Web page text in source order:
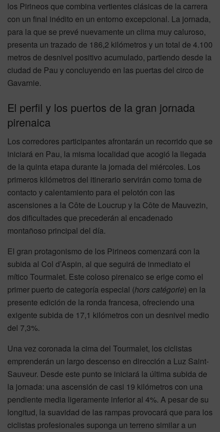
los Pirineos que combina vertientes clásicas de la carrera
con un final inédito en un entorno excepcional. La jornada,
para la que se prevé nuevamente un clima muy caluroso,
presenta un trazado de 186,2 kilómetros y un total de 4.100
metros de desnivel positivo acumulado, partiendo desde la
ciudad de Pau y concluyendo en las puertas del circo de
Gavarnie.
El perfil y los puertos de la gran jornada
pirenaica
Los corredores participantes afrontarán un recorrido que se
iniciará en Pau, la misma localidad que acogió la llegada
de la quinta etapa durante la jornada del miércoles. Los
primeros kilómetros del itinerario servirán como toma de
contacto y calentamiento para el pelotón con las
ascensiones a la Côte de Loucrup y la Côte de Mauvezin,
dos dificultades que precederán al encadenado
montañoso principal del día.
El gran protagonismo de los Pirineos comenzará con la
subida al Col d’Aspin, al que seguirá de inmediato el
mítico Tourmalet. Este coloso pirenaico se erige como el
primer puerto de categoría especial (hors catégorie) en la
presente edición de la ronda francesa, ofreciendo una
exigente subida de 17,1 kilómetros con un desnivel medio
del 7,3%.
Una vez coronada la cima del Tourmalet, los ciclistas
emprenderán un largo descenso en dirección a Luz Saint-
Sauveur. Desde este punto se iniciará la última subida de
la jornada: una ascensión de casi 19 kilómetros con una
pendiente media ligeramente inferior al 4%. A pesar de su
longitud, la suavidad de las rampas provocará que para los
ciclistas profesionales suponga un terreno similar a un